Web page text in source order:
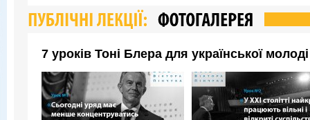
7 уроків Тоні Блера для української